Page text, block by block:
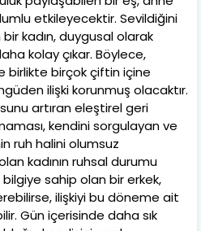
etkileyecektir. Sevildiğini
kadın, duygusal olarak
kolay çıkar. Böylece,
birlikte birçok çiftin içine
ilişki korunmuş olacaktır.
artıran eleştirel geri
kendini sorgulayan ve
ruh halini olumsuz
kadının ruhsal durumu
sahip olan bir erkek,
ilişkiyi bu döneme ait
Gün içerisinde daha sık